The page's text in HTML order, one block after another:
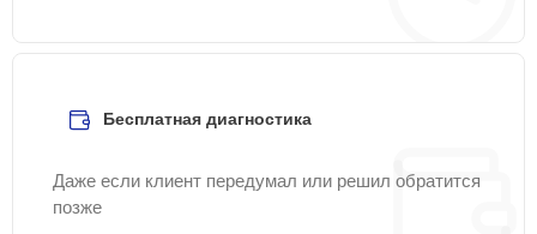
Бесплатная диагностика
Даже если клиент передумал или решил обратится
позже